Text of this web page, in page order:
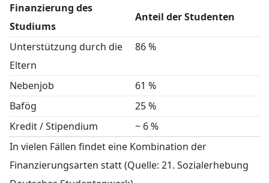
Finanzierung des
Studiums
Anteil der Studenten
Unterstützung durch die
Eltern
86 %
Nebenjob
61 %
Bafög
25 %
Kredit / Stipendium
~ 6 %
In vielen Fällen findet eine Kombination der
Finanzierungsarten statt (Quelle: 21. Sozialerhebung